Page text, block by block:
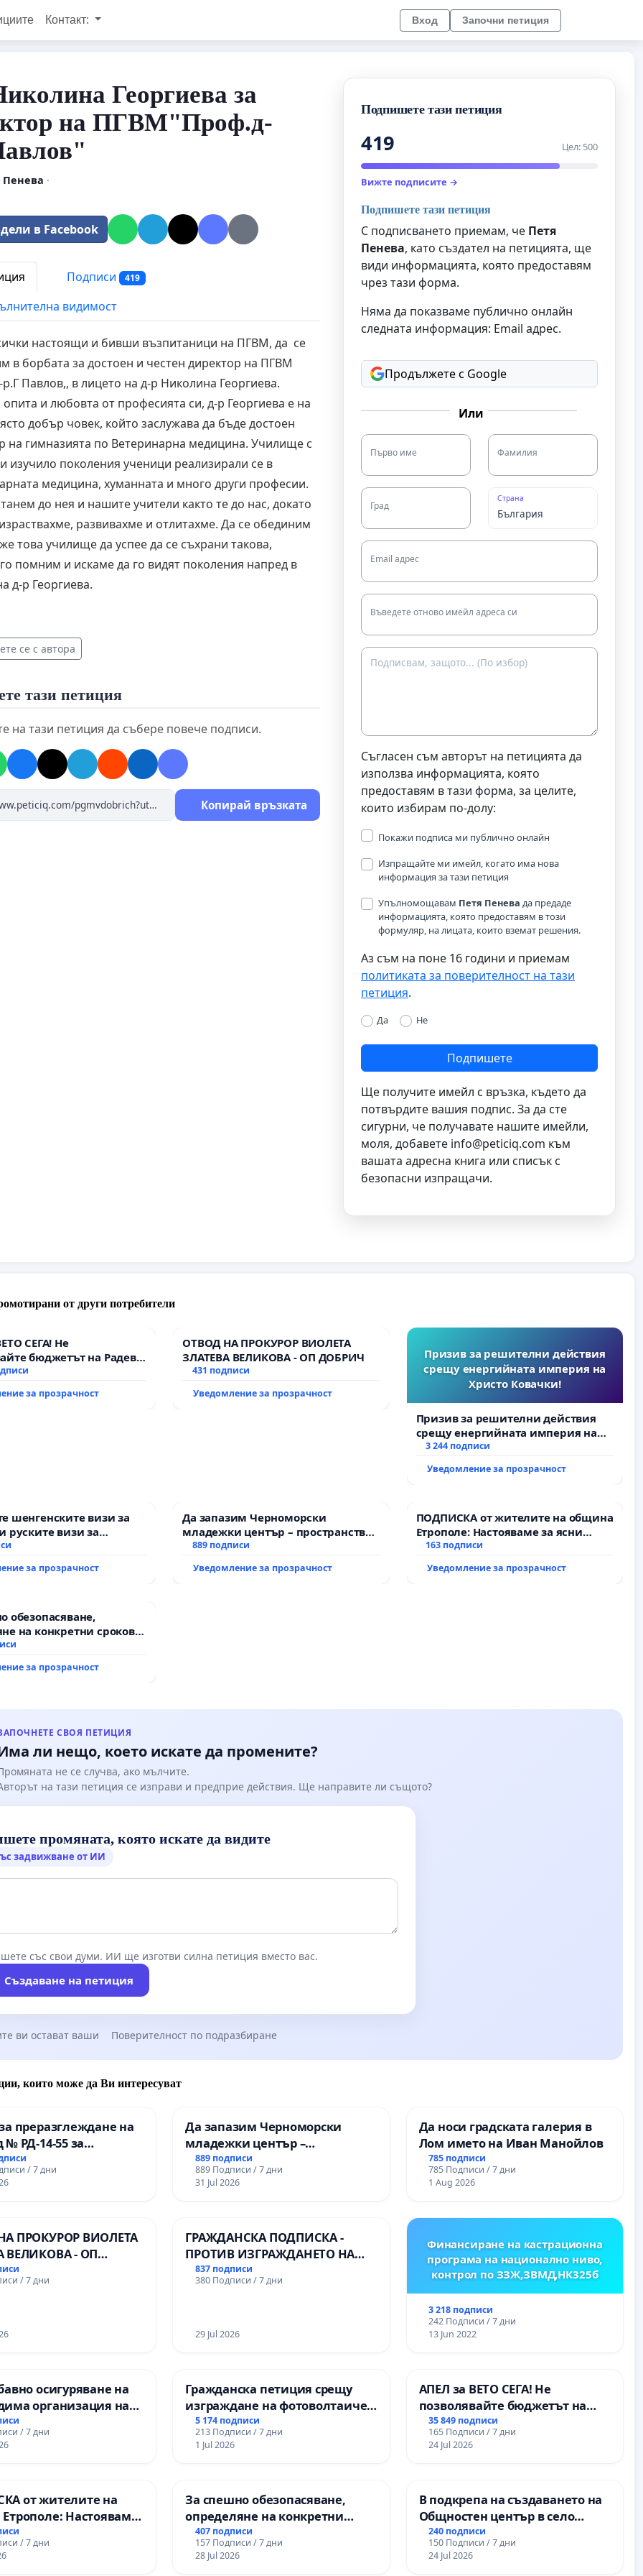
Контакт: Вход Започни петиция
Георгиева за
на ПГВМ"Проф.д-
Пенева ·
в Facebook
Подписи 419
видимост
настоящи и бивши възпитаници на ПГВМ, да се
в борбата за достоен и честен директор на ПГВМ
Павлов,, в лицето на д-р Николина Георгиева.
и любовта от професията си, д-р Георгиева е на
добър човек, който заслужава да бъде достоен
на гимназията по Ветеринарна медицина. Училище с
изучило поколения ученици реализирали се в
медицина, хуманната и много други професии.
до нея и нашите учители както те до нас, докато
развивахме и отлитахме. Да се обединим
това училище да успее да се съхрани такова,
помним и искаме да го видят поколения напред в
д-р Георгиева.
се с автора
тази петиция
на тази петиция да събере повече подписи.
Копирай връзката
Подпишете тази петиция
419 Цел: 500
Вижте подписите →
Подпишете тази петиция
С подписването приемам, че Петя
Пенева, като създател на петицията, ще
види информацията, която предоставям
чрез тази форма.
Няма да показваме публично онлайн
следната информация: Email адрес.
Продължете с Google
Или
Първо име Фамилия
Град
Страна
Email адрес
Въведете отново имейл адреса си
Съгласен съм авторът на петицията да
използва информацията, която
предоставям в тази форма, за целите,
които избирам по-долу:
Покажи подписа ми публично онлайн
Изпращайте ми имейл, когато има нова
информация за тази петиция
Упълномощавам Петя Пенева да предаде
информацията, която предоставям в този
формуляр, на лицата, които вземат решения.
Аз съм на поне 16 години и приемам
политиката за поверителност на тази
петиция.
Да Не
Подпишете
Ще получите имейл с връзка, където да
потвърдите вашия подпис. За да сте
сигурни, че получавате нашите имейли,
моля, добавете info@peticiq.com към
вашата адресна книга или списък с
безопасни изпращачи.
от други потребители
СЕГА! Не
бюджетът на Радев
парите и правата ни в
за прозрачност
ОТВОД НА ПРОКУРОР ВИОЛЕТА
ЗЛАТЕВА ВЕЛИКОВА - ОП ДОБРИЧ
431 подписи
Уведомление за прозрачност
Призив за решителни действия
срещу енергийната империя на
Христо Ковачки!
Призив за решителни действия
срещу енергийната империя на
Христо Ковачки!
3 244 подписи
Уведомление за прозрачност
шенгенските визи за
руските визи за
за прозрачност
Да запазим Черноморски
младежки център – пространство
за младите на Варна
889 подписи
Уведомление за прозрачност
ПОДПИСКА от жителите на община
Етрополе: Настояваме за ясни
гаранции от “Елаците-МЕД” АД и от
всички екологични норми!
163 подписи
Уведомление за прозрачност
обезопасяване,
на конкретни срокове
на цялостна
път между пътен
за прозрачност
СВОЯ ПЕТИЦИЯ
ли нещо, което искате да промените?
не се случва, ако мълчите.
на тази петиция се изправи и предприе действия. Ще направите ли същото?
промяната, която искате да видите
задвижване от ИИ
със свои думи. ИИ ще изготви силна петиция вместо вас.
Създаване на петиция
ви остават ваши Поверителност по подразбиране
които може да Ви интересуват
преразглеждане на
№ РД-14-55 за
на
гимназия по
технологии в
/ 7 дни
Да запазим Черноморски
младежки център –
пространство за младите на
Варна
889 подписи
889 Подписи / 7 дни
31 Jul 2026
Да носи градската галерия в
Лом името на Иван Манойлов
785 подписи
785 Подписи / 7 дни
1 Aug 2026
ПРОКУРОР ВИОЛЕТА
ВЕЛИКОВА - ОП
/ 7 дни
ГРАЖДАНСКА ПОДПИСКА -
ПРОТИВ ИЗГРАЖДАНЕТО НА
ВЪЖЕНА ЛИНИЯ (ЛИФТ) НА
ТЕРИТОРИЯТА НА ПРИРОДНА
(БУНАРДЖИК)
837 подписи
380 Подписи / 7 дни
29 Jul 2026
Финансиране на кастрационна
програма на национално ниво,
контрол по ЗЗЖ,ЗВМД,НК325б
3 218 подписи
242 Подписи / 7 дни
13 Jun 2022
осигуряване на
организация на
процес и гарантиране
на равнопоставено
образование на
„
/ 7 дни
Гражданска петиция срещу
изграждане на фотоволтаичен
парк в с.Прибой, общ. Радомир
5 174 подписи
213 Подписи / 7 дни
1 Jul 2026
АПЕЛ за ВЕТО СЕГА! Не
позволявайте бюджетът на
Радев да открадне парите и
правата ни в тъмното
35 849 подписи
165 Подписи / 7 дни
24 Jul 2026
от жителите на
Настояваме
гаранции от “Елаците-
и от държавата, че ще
всички
/ 7 дни
За спешно обезопасяване,
определяне на конкретни
срокове и извършване на
цялостна рехабилитация на
републиканския път между
407 подписи
157 Подписи / 7 дни
28 Jul 2026
В подкрепа на създаването на
Общностен център в село
Църква
240 подписи
150 Подписи / 7 дни
24 Jul 2026